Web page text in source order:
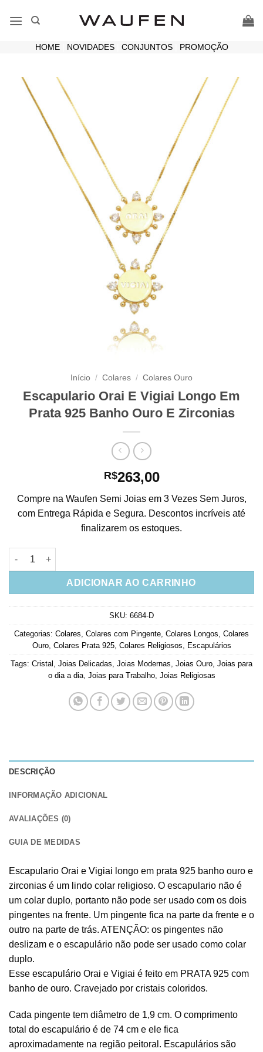
HOME| NOVIDADES| CONJUNTOS| PROMOÇÃO
Início / Colares / Colares Ouro
Escapulario Orai E Vigiai Longo Em
Prata 925 Banho Ouro E Zirconias
R$263,00
Compre na Waufen Semi Joias em 3 Vezes Sem Juros,
com Entrega Rápida e Segura. Descontos incríveis até
finalizarem os estoques.
Escapulario Orai E Vigiai Longo Em Prata 925 Banho Ouro E
ADICIONAR AO CARRINHO
SKU: 6684-D
Categorias: Colares Colares com Pingente Colares Longos Colares
Ouro, Colares Prata 925, Colares Religiosos Escapulários
Tags: Cristal Joias Delicadas Joias Modernas Joias Ouro Joias para
o dia a dia, Joias para Trabalho, Joias Religiosas
DESCRIÇÃO
INFORMAÇÃO ADICIONAL
AVALIAÇÕES (0)
GUIA DE MEDIDAS
Escapulario Orai e Vigiai longo em prata 925 banho ouro e
zirconias é um lindo colar religioso. O escapulario não é
um colar duplo, portanto não pode ser usado com os dois
pingentes na frente. Um pingente fica na parte da frente e o
outro na parte de trás. ATENÇÃO: os pingentes não
deslizam e o escapulário não pode ser usado como colar
duplo.
Esse escapulário Orai e Vigiai é feito em PRATA 925 com
banho de ouro. Cravejado por cristais coloridos.
Cada pingente tem diâmetro de 1,9 cm. O comprimento
total do escapulário é de 74 cm e ele fica
aproximadamente na região peitoral. Escapulários são